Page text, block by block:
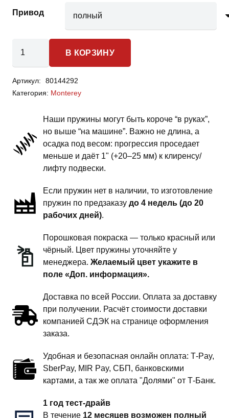
Привод
товара
Monterey
-
подвески
-
комфорт
В КОРЗИНУ
Артикул:
80144292
Категория: Monterey
Наши пружины могут быть короче “в руках”,
но выше “на машине”. Важно не длина, а
осадка под весом: прогрессия проседает
меньше и даёт 1" (+20–25 мм) к клиренсу/
лифту подвески.
Если пружин нет в наличии, то изготовление
пружин по предзаказу до 4 недель (до 20
рабочих дней).
Порошковая покраска — только красный или
чёрный. Цвет пружины уточняйте у
менеджера. Желаемый цвет укажите в
поле «Доп. информация».
Доставка по всей России. Оплата за доставку
при получении. Расчёт стоимости доставки
компанией СДЭК на странице оформления
заказа.
Удобная и безопасная онлайн оплата: T‑Pay,
SberPay, MIR Pay, СБП, банковскими
картами, а так же оплата "Долями" от Т-Банк.
1 год тест-драйв
В течение 12 месяцев возможен полный